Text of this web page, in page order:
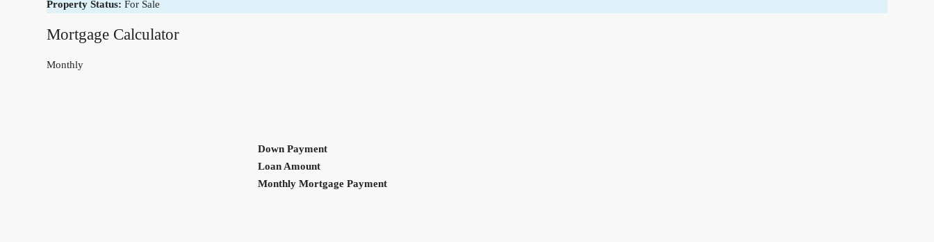
Property Status: For Sale
Mortgage Calculator
Monthly
Down Payment
Loan Amount
Monthly Mortgage Payment